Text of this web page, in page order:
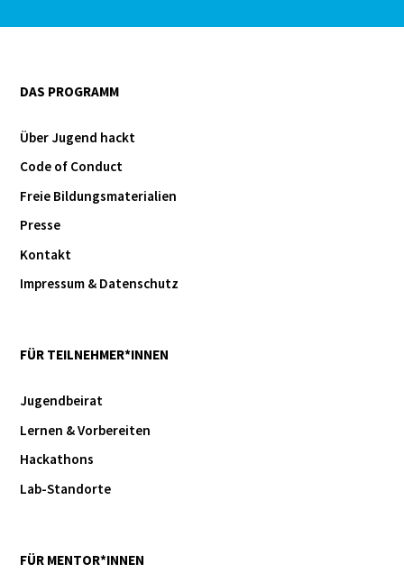
DAS PROGRAMM
Über Jugend hackt
Code of Conduct
Freie Bildungsmaterialien
Presse
Kontakt
Impressum & Datenschutz
FÜR TEILNEHMER*INNEN
Jugendbeirat
Lernen & Vorbereiten
Hackathons
Lab-Standorte
FÜR MENTOR*INNEN